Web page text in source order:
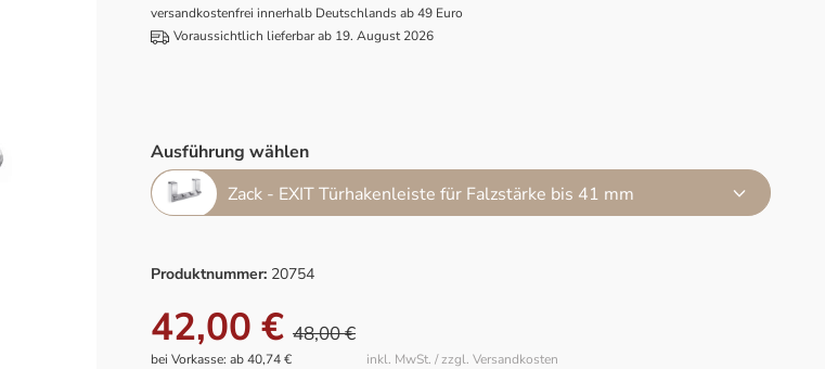
versandkostenfrei innerhalb Deutschlands ab 49 Euro
Voraussichtlich lieferbar ab 19. August 2026
Ausführung wählen
Zack - EXIT Türhakenleiste für Falzstärke bis 41 mm
Produktnummer: 20754
42,00 € 48,00 €
inkl. MwSt. / zzgl. Versandkosten
bei Vorkasse: ab 40,74 €